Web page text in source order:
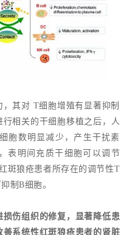
其对 T细胞增殖有显著抑制
相关的干细胞移植之后，人
胞数明显减少，产生干扰素
表明间充质干细胞可以调节
斑狼疮患者所存在的调节性T
制B细胞。
损伤组织的修复，显著降低患
系统性红斑狼疮患者的肾脏